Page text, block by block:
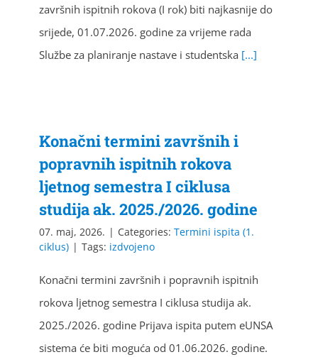
završnih ispitnih rokova (I rok) biti najkasnije do
srijede, 01.07.2026. godine za vrijeme rada
Službe za planiranje nastave i studentska [...]
Konačni termini završnih i
popravnih ispitnih rokova
ljetnog semestra I ciklusa
studija ak. 2025./2026. godine
07. maj, 2026. | Categories: Termini ispita (1.
ciklus) | Tags: izdvojeno
Konačni termini završnih i popravnih ispitnih
rokova ljetnog semestra I ciklusa studija ak.
2025./2026. godine Prijava ispita putem eUNSA
sistema će biti moguća od 01.06.2026. godine.